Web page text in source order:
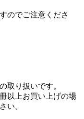
のでご注意くださ
取り扱いです。
以上お買い上げの場
い。